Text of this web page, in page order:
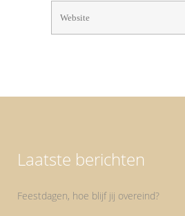
Laatste berichten
Feestdagen, hoe blijf jij overeind?